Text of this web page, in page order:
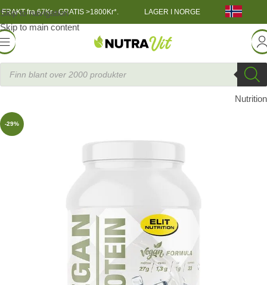
Skip to navigation
Skip to main content
FRAKT fra 67Kr - GRATIS >1800Kr*. LAGER I NORGE
»ELIT VEGAN Protein Laktosefritt proteinpulver 750 g
Elit
Nutrition
-29%